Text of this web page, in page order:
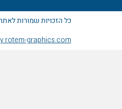
כל הזכויות שמורות
rotem-graphics.com